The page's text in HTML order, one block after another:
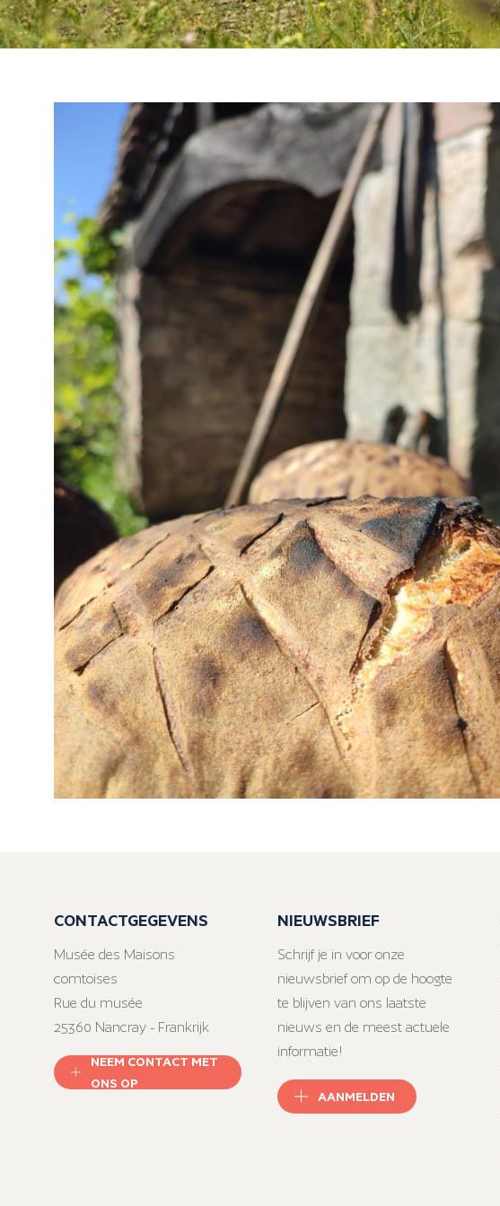
CONTACTGEGEVENS
Musée des Maisons
comtoises
Rue du musée
25360 Nancray - Frankrijk
NEEM CONTACT MET
ONS OP
NIEUWSBRIEF
Schrijf je in voor onze
nieuwsbrief om op de hoogte
te blijven van ons laatste
nieuws en de meest actuele
informatie!
AANMELDEN